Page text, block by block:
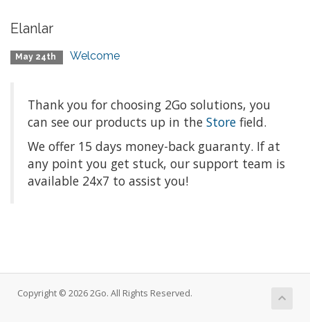
Elanlar
May 24th Welcome
Thank you for choosing 2Go solutions, you
can see our products up in the Store field.
We offer 15 days money-back guaranty. If at
any point you get stuck, our support team is
available 24x7 to assist you!
Copyright © 2026 2Go. All Rights Reserved.